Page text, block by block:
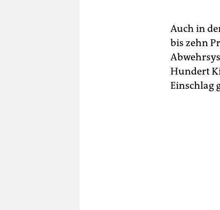
Auch in
bis zehn
Hundert
Einschlag